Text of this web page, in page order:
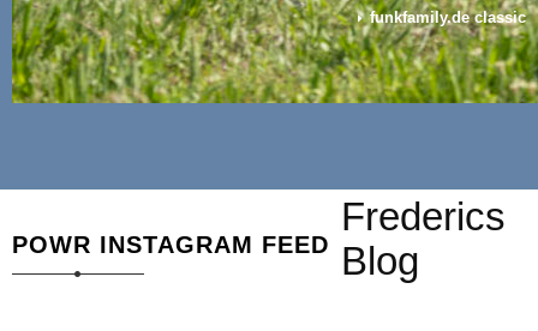
funkfamily.de classic
POWR INSTAGRAM FEED
Frederics
Blog